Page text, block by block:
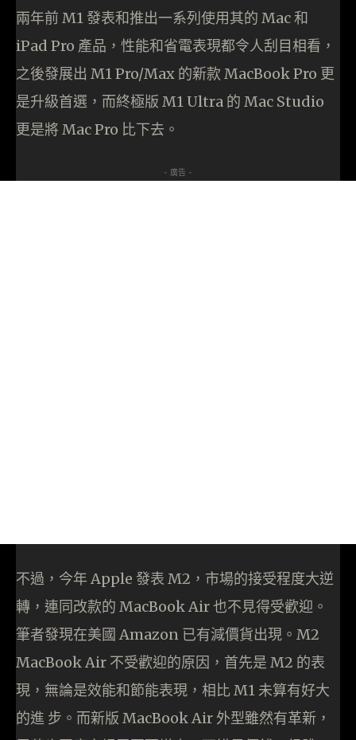
兩年前 M1 發表和推出一系列使用其的 Mac 和
iPad Pro 產品，性能和省電表現都令人刮目相看，
之後發展出 M1 Pro/Max 的新款 MacBook Pro 更
是升級首選，而終極版 M1 Ultra 的 Mac Studio
更是將 Mac Pro 比下去。
- 廣告 -
不過，今年 Apple 發表 M2，市場的接受程度大逆
轉，連同改款的 MacBook Air 也不見得受歡迎。
筆者發現在美國 Amazon 已有減價貨出現。M2
MacBook Air 不受歡迎的原因，首先是 M2 的表
現，無論是效能和節能表現，相比 M1 未算有好大
的進 步。而新版 MacBook Air 外型雖然有革新，